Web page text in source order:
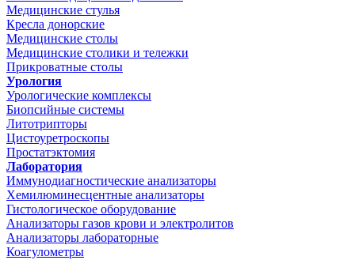
Медицинские стулья
Кресла донорские
Медицинские столы
Медицинские столики и тележки
Прикроватные столы
Урология
Урологические комплексы
Биопсийные системы
Литотрипторы
Цистоуретроскопы
Простатэктомия
Лаборатория
Иммунодиагностические анализаторы
Хемилюминесцентные анализаторы
Гистологическое оборудование
Анализаторы газов крови и электролитов
Анализаторы лабораторные
Коагулометры